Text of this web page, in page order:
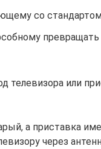
со
телевизора или
а приставка
через